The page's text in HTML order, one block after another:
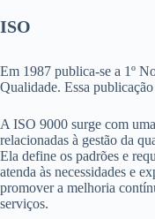
ISO
Em 1987 publica-se a 1º
Qualidade. Essa
A ISO 9000 surge com
relacionadas à gestão da
Ela define os padrões e
atenda às necessidades e
promover a melhoria
serviços.